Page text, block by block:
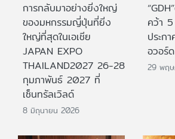
การกลับมาอย่างยิ่งใหญ่
ของมหกรรมญี่ปุ่นที่ยิ่ง
ใหญ่ที่สุดในเอเชีย
JAPAN EXPO
THAILAND2027 26-28
กุมภาพันธ์ 2027 ที่
เซ็นทรัลเวิลด์
8 มิถุนายน 2026
คว้า
ประก
อวอร์
29 พฤ